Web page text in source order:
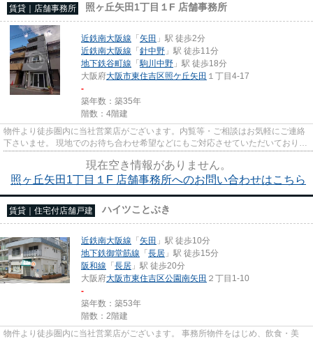
賃貸｜店舗事務所 照ヶ丘矢田1丁目１F 店舗事務所
近鉄南大阪線 「矢田 」駅 徒歩2分
近鉄南大阪線 「針中野 」駅 徒歩11分
地下鉄谷町線 「駒川中野 」駅 徒歩18分
大阪府大阪市東住吉区照ケ丘矢田 １丁目4‐17
-
築年数：築35年
階数：4階建
物件より徒歩圏内に当社営業店がございます。内覧等・ご相談はお気軽にご連絡
下さいませ。 現地でのお待ち合わせ希望などにもご対応させていただいておりま
す。 06-6578-2223
現在空き情報がありません。
照ヶ丘矢田1丁目１F 店舗事務所へのお問い合わせはこちら
賃貸｜住宅付店舗戸建 ハイツことぶき
近鉄南大阪線 「矢田 」駅 徒歩10分
地下鉄御堂筋線 「長居 」駅 徒歩15分
阪和線 「長居 」駅 徒歩20分
大阪府大阪市東住吉区公園南矢田 ２丁目1-10
-
築年数：築53年
階数：2階建
物件より徒歩圏内に当社営業店がございます。 事務所物件をはじめ、飲食・美